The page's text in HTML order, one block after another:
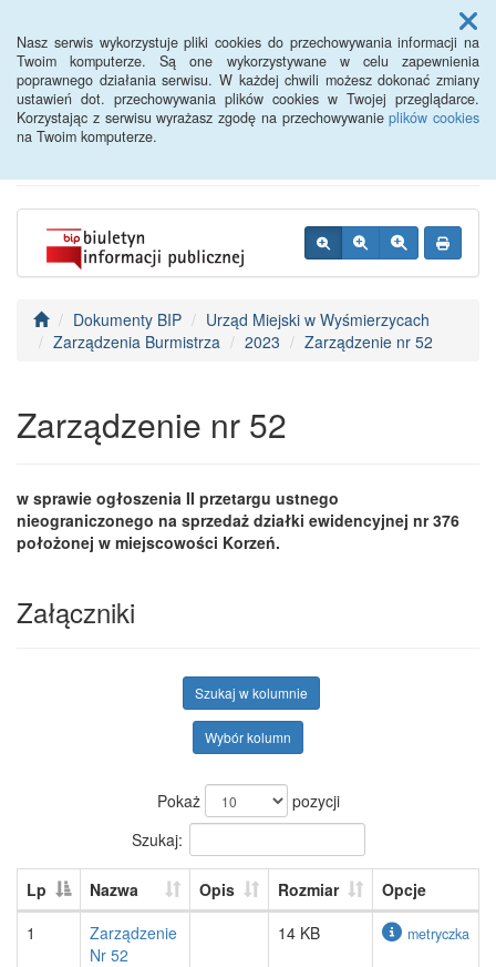
Nasz serwis wykorzystuje pliki cookies do przechowywania informacji na
Twoim komputerze. Są one wykorzystywane w celu zapewnienia
poprawnego działania serwisu. W każdej chwili możesz dokonać zmiany
ustawień dot. przechowywania plików cookies w Twojej przeglądarce.
Korzystając z serwisu wyrażasz zgodę na przechowywanieplików cookies
na Twoim komputerze.
Menu
BIP - Urząd Miejski
Wyśmierzyce
Dokumenty BIP
Urząd Miejski w Wyśmierzycach
Zarządzenia Burmistrza
2023 Zarządzenie nr 52
Zarządzenie nr 52
w sprawie ogłoszenia II przetargu ustnego
nieograniczonego na sprzedaż działki ewidencyjnej nr 376
położonej w miejscowości Korzeń.
Załączniki
Szukaj w kolumnie
Wybór kolumn
Pokaż
pozycji
Szukaj:
Lp Nazwa Opis Rozmiar
Opcje
1
Zarządzenie
Nr 52
14 KB metryczka